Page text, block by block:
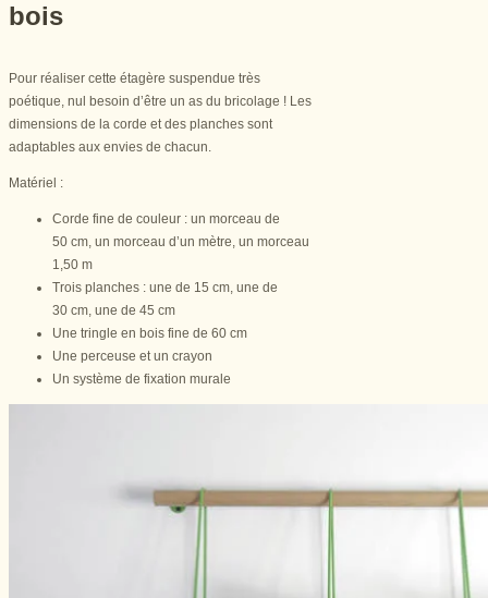
bois
Pour réaliser cette étagère suspendue très
poétique, nul besoin d’être un as du bricolage ! Les
dimensions de la corde et des planches sont
adaptables aux envies de chacun.
Matériel :
Corde fine de couleur : un morceau de
50 cm, un morceau d’un mètre, un morceau
1,50 m
Trois planches : une de 15 cm, une de
30 cm, une de 45 cm
Une tringle en bois fine de 60 cm
Une perceuse et un crayon
Un système de fixation murale